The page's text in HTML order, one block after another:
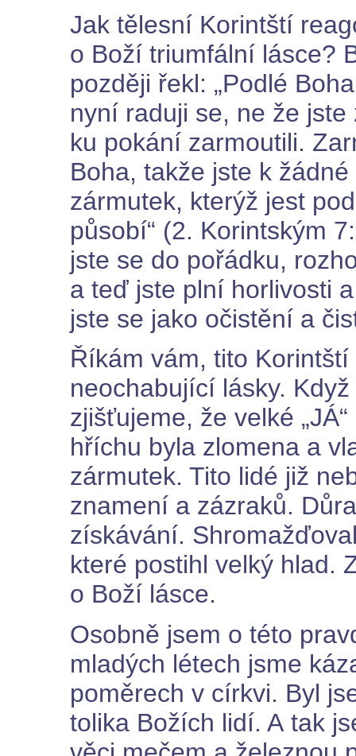
Jak tělesní Korintští
o Boží triumfální lásce?
později řekl: „Podlé
nyní raduji se, ne že
ku pokání zarmoutili.
Boha, takže jste k
zármutek, kterýž jest
působí“ (2. Korintským
jste se do pořádku,
a teď jste plní horlivosti
jste se jako očistění a
Říkám vám, tito
neochabující lásky.
zjišťujeme, že velké
hříchu byla zlomena a
zármutek. Tito lidé již
znamení a zázraků.
získávání.
které postihl velký hlad.
o Boží lásce.
Osobně jsem o této
mladých létech jsme
poměrech v církvi. Byl
tolika Božích lidí. A tak